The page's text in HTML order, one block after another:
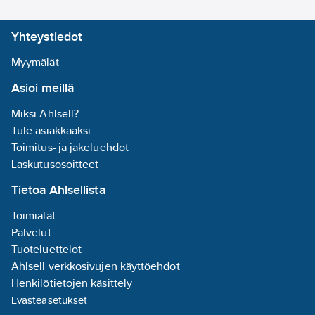
Yhteystiedot
Myymälät
Asioi meillä
Miksi Ahlsell?
Tule asiakkaaksi
Toimitus- ja jakeluehdot
Laskutusosoitteet
Tietoa Ahlsellista
Toimialat
Palvelut
Tuoteluettelot
Ahlsell verkkosivujen käyttöehdot
Henkilötietojen käsittely
Evästeasetukset